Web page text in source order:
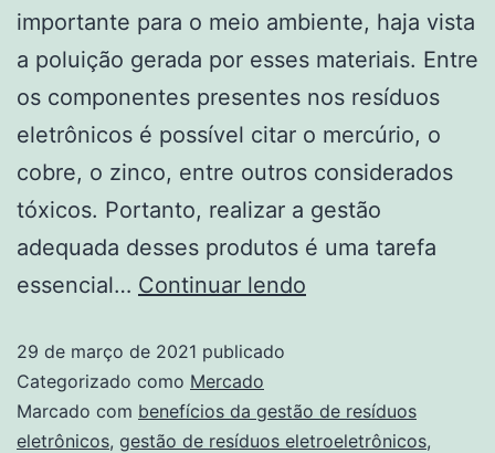
importante para o meio ambiente, haja vista
a poluição gerada por esses materiais. Entre
os componentes presentes nos resíduos
eletrônicos é possível citar o mercúrio, o
cobre, o zinco, entre outros considerados
tóxicos. Portanto, realizar a gestão
adequada desses produtos é uma tarefa
essencial… Continuar lendo
29 de março de 2021 publicado
Categorizado como Mercado
Marcado com benefícios da gestão de resíduos
eletrônicos, gestão de resíduos eletroeletrônicos,